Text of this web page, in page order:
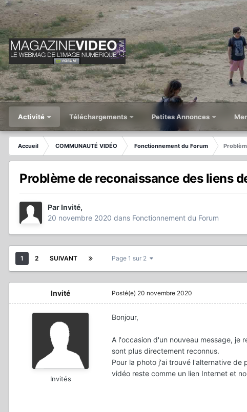
Activité Téléchargements Petites Annonces
Accueil COMMUNAUTÉ VIDÉO Fonctionnement du Forum
Problème de reconaissance des liens
ParInvité,
20 novembre 2020 dans Fonctionnement du Forum
1 2 SUIVANT Page 1 sur 2
Invité
Invités
Posté(e) 20 novembre 2020
Bonjour,
A l'occasion d'un nouveau message, je
sont plus directement reconnus.
Pour la photo j'ai trouvé l'alternative de
vidéo reste comme un lien Internet et